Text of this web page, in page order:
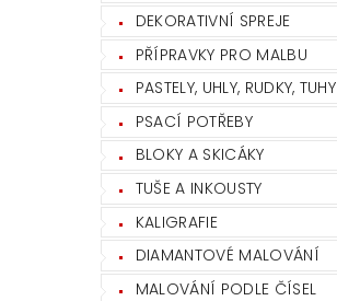
DEKORATIVNÍ SPREJE
PŘÍPRAVKY PRO MALBU
PASTELY, UHLY, RUDKY, TUHY
PSACÍ POTŘEBY
BLOKY A SKICÁKY
TUŠE A INKOUSTY
KALIGRAFIE
DIAMANTOVÉ MALOVÁNÍ
MALOVÁNÍ PODLE ČÍSEL